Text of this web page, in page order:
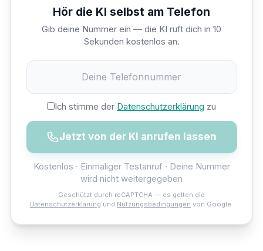
Hör die KI selbst am Telefon
Gib deine Nummer ein — die KI ruft dich in 10
Sekunden kostenlos an.
Ich stimme der Datenschutzerklärung zu
Jetzt von der KI anrufen lassen
Kostenlos · Einmaliger Testanruf · Deine Nummer
wird nicht weitergegeben
Geschützt durch reCAPTCHA — es gelten die
Datenschutzerklärung und Nutzungsbedingungen von Google.